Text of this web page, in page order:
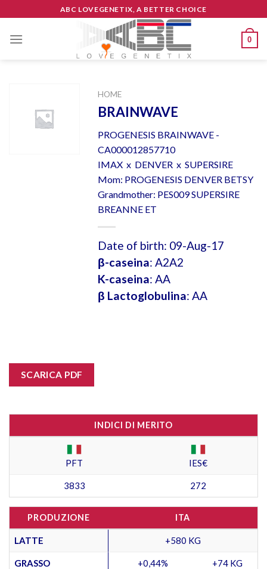
to
content
ABC LOVEGENETIX, A BETTER CHOICE
0
HOME
BRAINWAVE
PROGENESIS BRAINWAVE -
CA000012857710
IMAX x DENVER x SUPERSIRE
Mom: PROGENESIS DENVER BETSY
Grandmother: PES009 SUPERSIRE
BREANNE ET
Date of birth: 09-Aug-17
β-caseina: A2A2
K-caseina: AA
β Lactoglobulina: AA
SCARICA PDF
INDICI DI MERITO
PFT IES€
3833 272
PRODUZIONE ITA
LATTE +580 KG
GRASSO +0,44% +74 KG